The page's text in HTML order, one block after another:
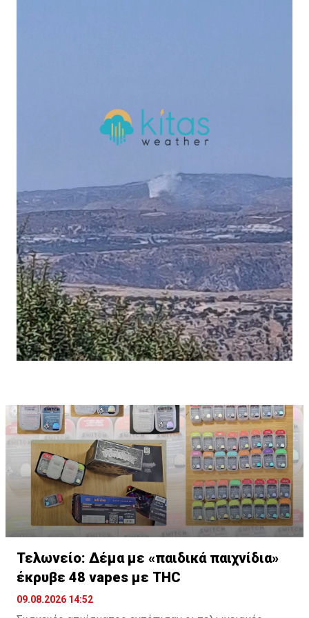
Τελωνείο: Δέμα με «παιδικά παιχνίδια»
έκρυβε 48 vapes με THC
09.08.2026 14:52